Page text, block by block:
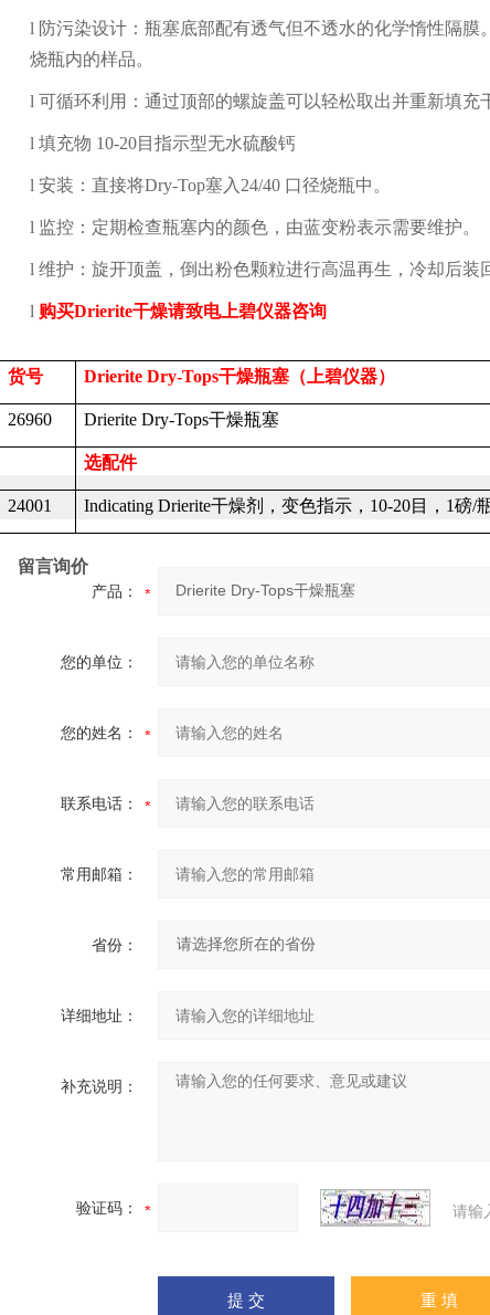
l 防污染设计：瓶塞底部配有透气但不透水的化学惰性隔
烧瓶内的样品。
l 可循环利用：通过顶部的螺旋盖可以轻松取出并重新填充
l 填充物 10-20目指示型无水硫酸钙
l 安装：直接将Dry-Top塞入 24/40 口径烧瓶中。
l 监控：定期检查瓶塞内的颜色，由蓝变粉表示需要维护。
l 维护：旋开顶盖，倒出粉色颗粒进行高温再生，冷却后装
l 购买Drierite干燥请致电上碧仪器咨询
货号 Drierite Dry-Tops干燥瓶塞（上碧仪器）
26960 Drierite Dry-Tops干燥瓶塞
选配件
24001 Indicating Drierite干燥剂，变色指示， 10-20目， 1磅/
留言询价
产品：
您的单位：
您的姓名：
联系电话：
常用邮箱：
省份：
详细地址：
补充说明：
验证码： 请输